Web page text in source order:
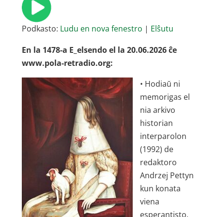
Podkasto: Ludu en nova fenestro | Elŝutu
En la 1478-a E_elsendo el la 20.06.2026 ĉe
www.pola-retradio.org:
• Hodiaŭ ni
memorigas el
nia arkivo
historian
interparolon
(1992) de
redaktoro
Andrzej Pettyn
kun konata
viena
esperantisto,